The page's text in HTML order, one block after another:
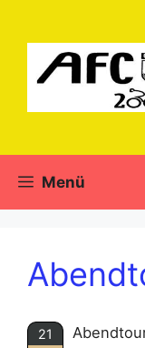
springen
Menü
21